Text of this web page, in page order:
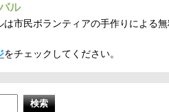
ル
は市民ボランティアの手作りによる
をチェックしてください。